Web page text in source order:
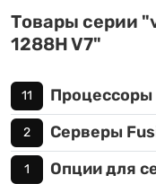
Товары серии
1288H V7"
11 Процессоры
2 Серверы
1 Опции для